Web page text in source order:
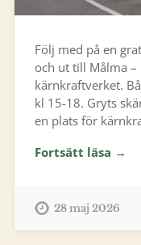
Följ med på en
och ut till Målma
kärnkraftverket.
kl 15-18. Gryts
en plats för
Fortsätt läsa →
28 maj 2026